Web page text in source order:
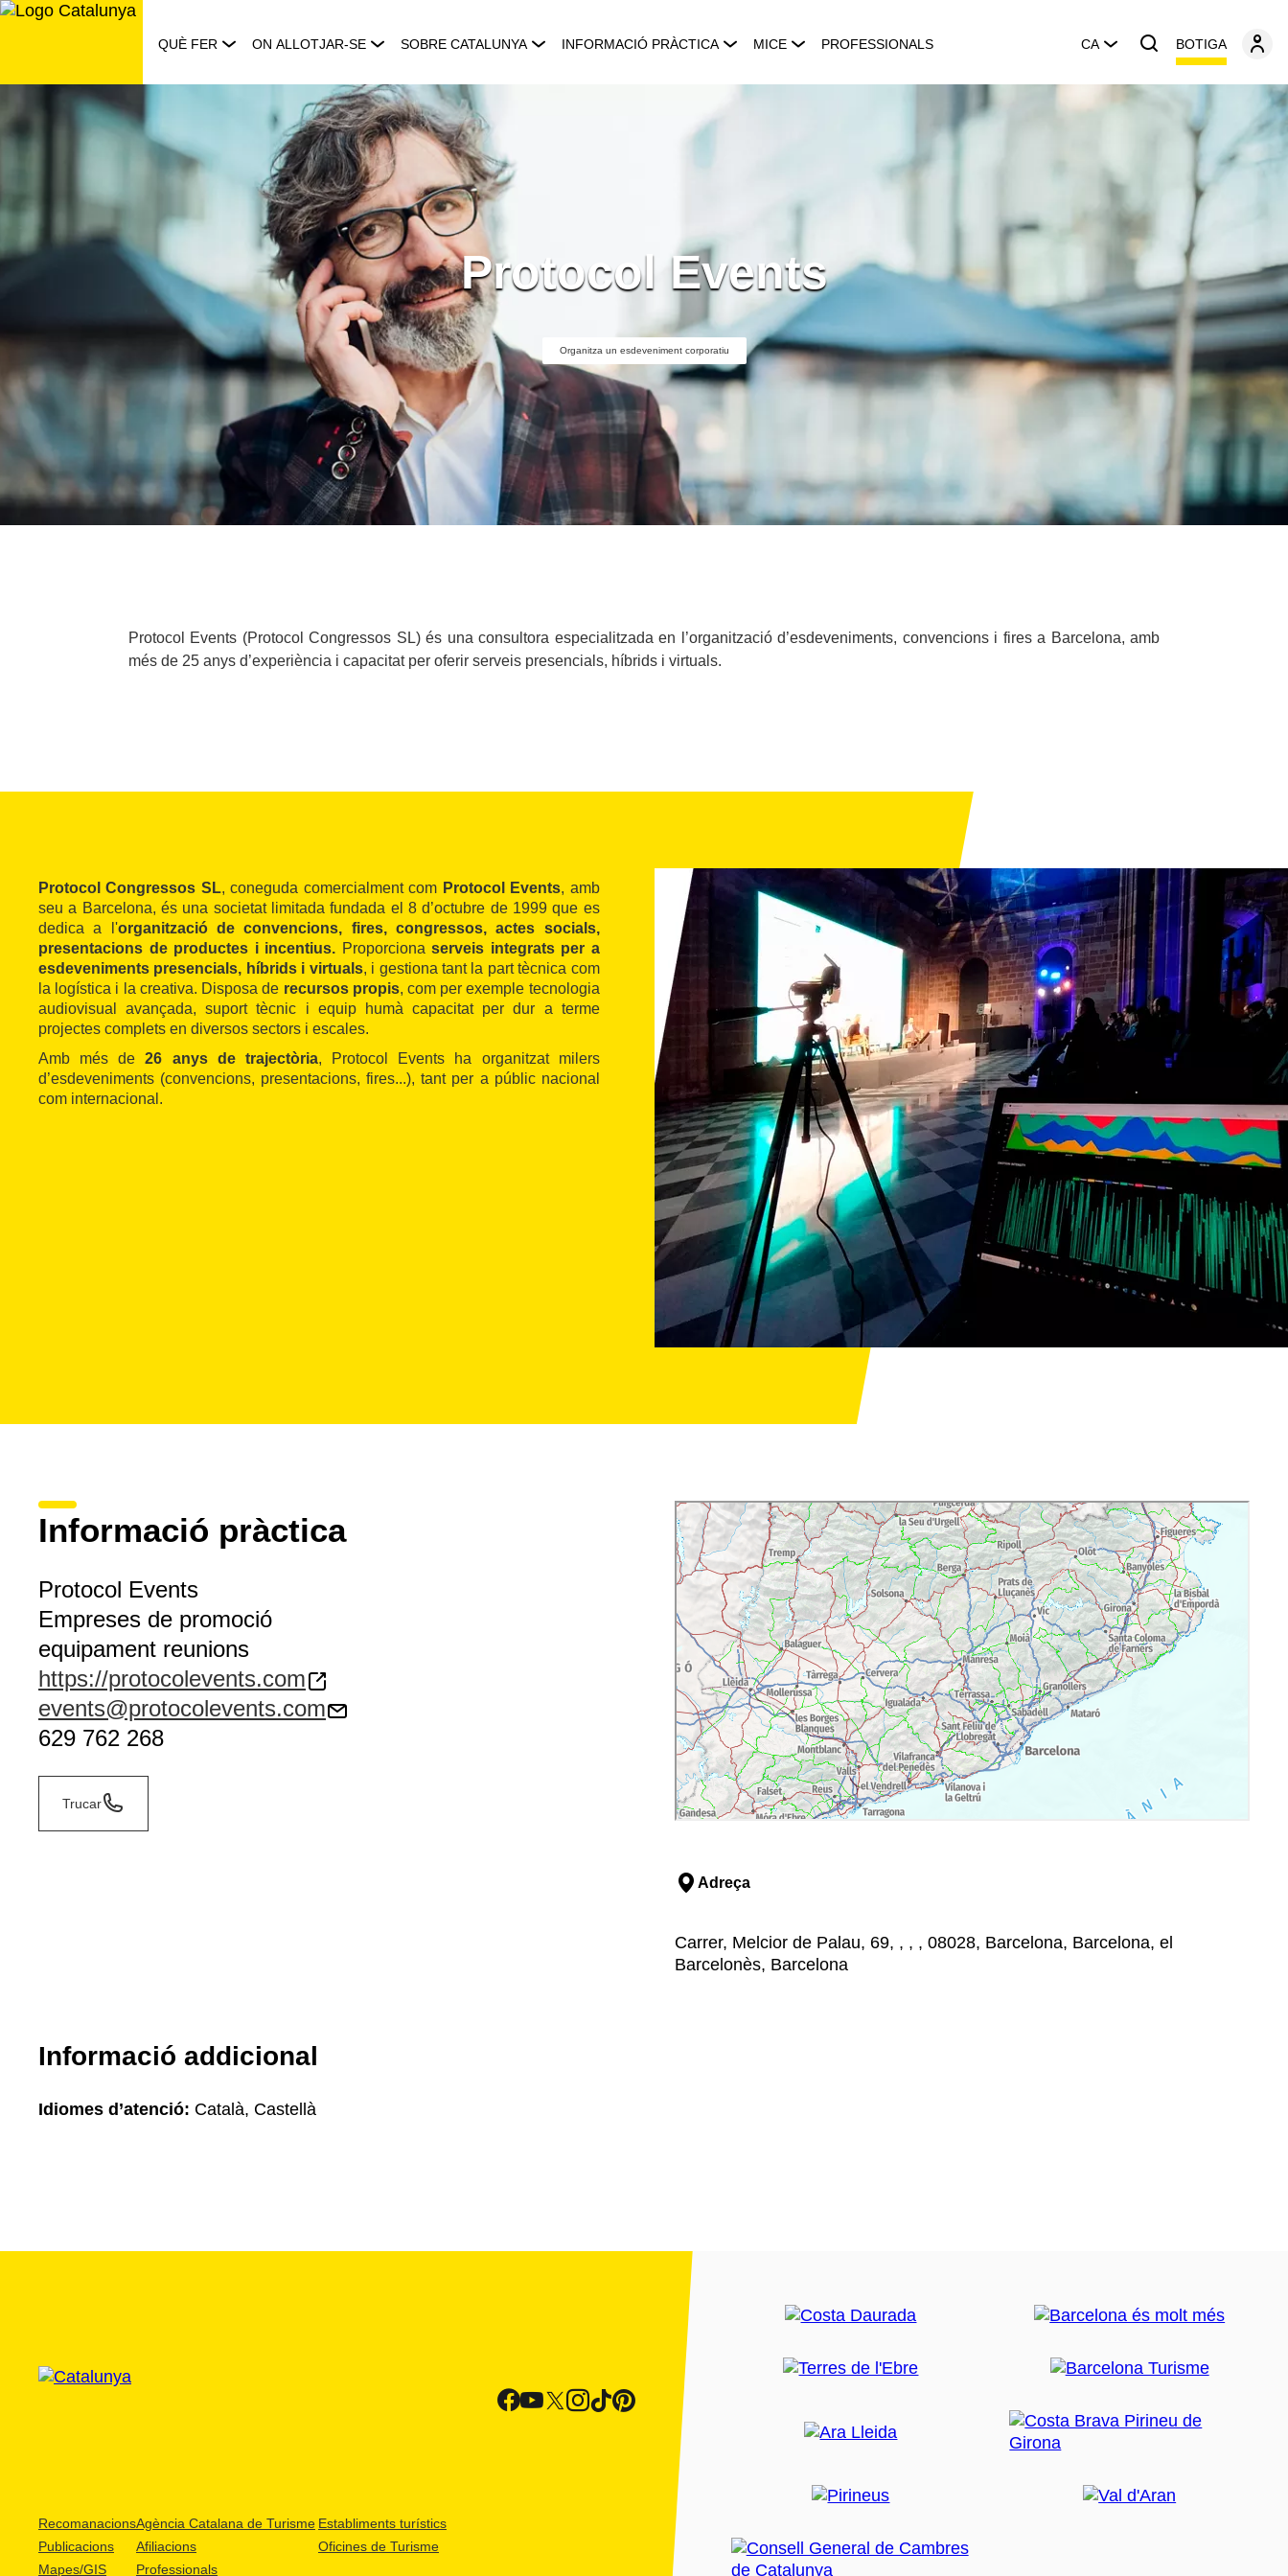
Saltar
QUÈ FER ON ALLOTJAR-SE SOBRE CATALUNYA INFORMACIÓ PRÀCTICA MICE PROFESSIONALS CA BOTIGA
Protocol Events
Organitza un esdeveniment corporatiu
Protocol Events (Protocol Congressos SL) és una consultora especialitzada en l’organització d’esdeveniments, convencions i fires a Barcelona, amb
més de 25 anys d’experiència i capacitat per oferir serveis presencials, híbrids i virtuals.
Protocol Congressos SL, coneguda comercialment com Protocol Events, amb
seu a Barcelona, és una societat limitada fundada el 8 d’octubre de 1999 que es
dedica a l'organització de convencions, fires, congressos, actes socials,
presentacions de productes i incentius. Proporcionaserveis integrats per a
esdeveniments presencials, híbrids i virtuals, i gestiona tant la part tècnica com
la logística i la creativa. Disposa de recursos propis, com per exemple tecnologia
audiovisual avançada, suport tècnic i equip humà capacitat per dur a terme
projectes complets en diversos sectors i escales.
Amb més de26 anys de trajectòria, Protocol Events ha organitzat milers
d’esdeveniments (convencions, presentacions, fires...), tant per a públic nacional
com internacional.
Informació pràctica
Protocol Events
Empreses de promoció
equipament reunions
https://protocolevents.com
events@protocolevents.com
629 762 268
Trucar
Adreça
Carrer, Melcior de Palau, 69, , , , 08028, Barcelona, Barcelona, el
Barcelonès, Barcelona
Informació addicional
Idiomes d’atenció: Català, Castellà
Recomanacions
Publicacions
Mapes/GIS
Agència Catalana de Turisme
Afiliacions
Professionals
Establiments turístics
Oficines de Turisme